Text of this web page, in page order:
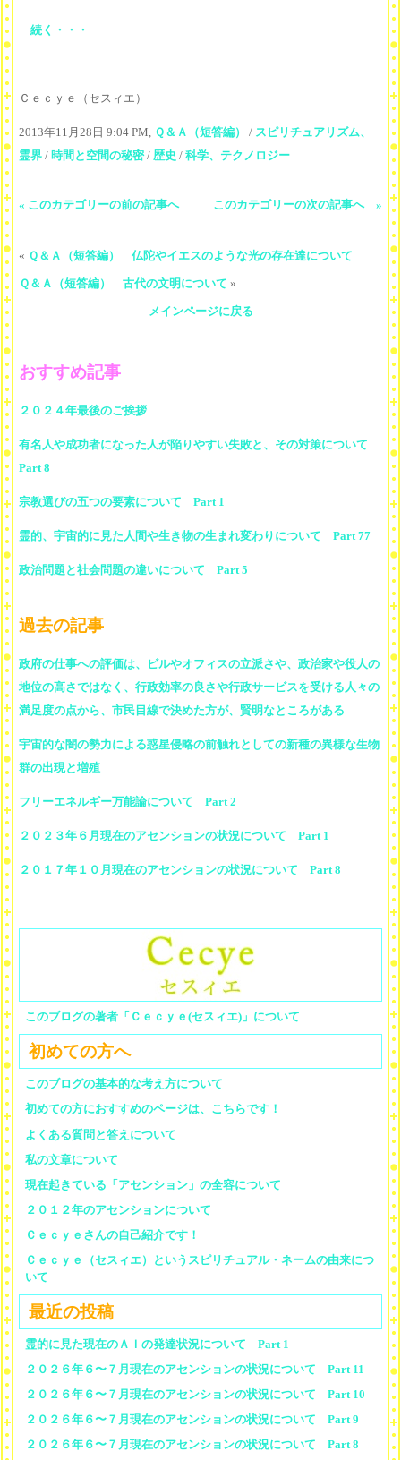
続く・・・
Ｃｅｃｙｅ（セスィエ）
2013年11月28日 9:04 PM, Ｑ＆Ａ（短答編） / スピリチュアリズム、
霊界 / 時間と空間の秘密/ 歴史 / 科学、テクノロジー
« このカテゴリーの前の記事へ このカテゴリーの次の記事へ »
« Ｑ＆Ａ（短答編） 仏陀やイエスのような光の存在達について
Ｑ＆Ａ（短答編） 古代の文明について »
メインページに戻る
おすすめ記事
２０２４年最後のご挨拶
有名人や成功者になった人が陥りやすい失敗と、その対策について
Part 8
宗教選びの五つの要素について Part 1
霊的、宇宙的に見た人間や生き物の生まれ変わりについて Part 77
政治問題と社会問題の違いについて Part 5
過去の記事
政府の仕事への評価は、ビルやオフィスの立派さや、政治家や役人の
地位の高さではなく、行政効率の良さや行政サービスを受ける人々の
満足度の点から、市民目線で決めた方が、賢明なところがある
宇宙的な闇の勢力による惑星侵略の前触れとしての新種の異様な生物
群の出現と増殖
フリーエネルギー万能論について Part 2
２０２３年６月現在のアセンションの状況について Part 1
２０１７年１０月現在のアセンションの状況について Part 8
このブログの著者「Ｃｅｃｙｅ(セスィエ)」について
初めての方へ
このブログの基本的な考え方について
初めての方におすすめのページは、こちらです！
よくある質問と答えについて
私の文章について
現在起きている「アセンション」の全容について
２０１２年のアセンションについて
Ｃｅｃｙｅさんの自己紹介です！
Ｃｅｃｙｅ（セスィエ）というスピリチュアル・ネームの由来につ
いて
最近の投稿
霊的に見た現在のＡＩの発達状況について Part 1
２０２６年６〜７月現在のアセンションの状況について Part 11
２０２６年６〜７月現在のアセンションの状況について Part 10
２０２６年６〜７月現在のアセンションの状況について Part 9
２０２６年６〜７月現在のアセンションの状況について Part 8